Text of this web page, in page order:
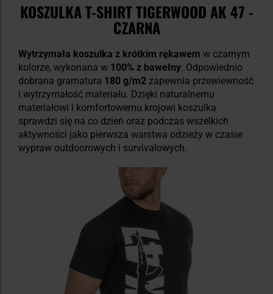
KOSZULKA T-SHIRT TIGERWOOD AK 47 -
CZARNA
Wytrzymała koszulka z krótkim rękawem w czarnym
kolorze, wykonana w 100% z bawełny. Odpowiednio
dobrana gramatura 180 g/m2 zapewnia przewiewność
i wytrzymałość materiału. Dzięki naturalnemu
materiałowi i komfortowemu krojowi koszulka
sprawdzi się na co dzień oraz podczas wszelkich
aktywności jako pierwsza warstwa odzieży w czasie
wypraw outdoorowych i survivalowych.